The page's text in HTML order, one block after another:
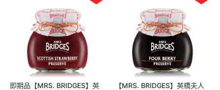
即期品【MRS. BRIDGES】英
【MRS. BRIDGES】英橋夫人